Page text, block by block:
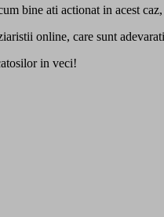
bine ati actionat in acest
online, care sunt
in veci!